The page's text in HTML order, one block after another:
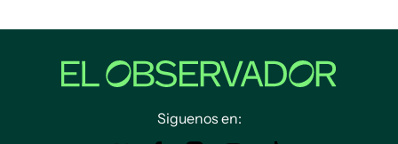
Siguenos en: